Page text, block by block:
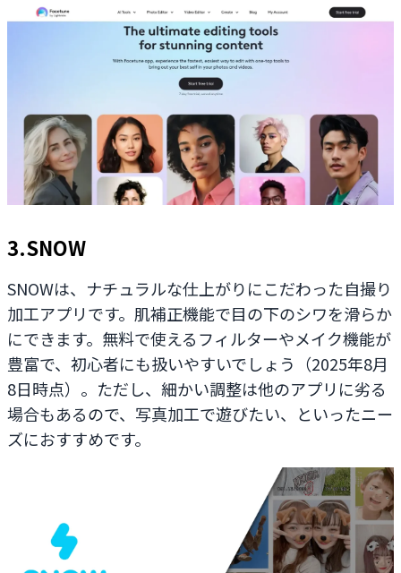
3.SNOW
SNOWは、ナチュラルな仕上がりにこだわった自撮り
加工アプリです。肌補正機能で目の下のシワを滑らか
にできます。無料で使えるフィルターやメイク機能が
豊富で、初心者にも扱いやすいでしょう（2025年8月
8日時点）。ただし、細かい調整は他のアプリに劣る
場合もあるので、写真加工で遊びたい、といったニー
ズにおすすめです。